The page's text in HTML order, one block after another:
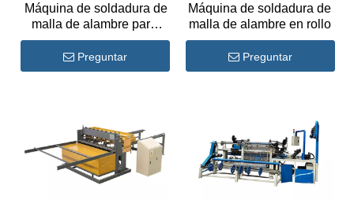
Máquina de soldadura de
malla de alambre para
malla de panel
Preguntar
Máquina de soldadura de
malla de alambre en rollo
Preguntar